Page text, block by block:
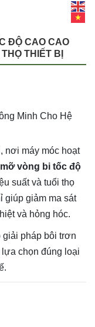
ĐỘ CAO CAO
THIẾT BỊ
Minh Cho Hệ
nơi máy móc hoạt
mỡ vòng bi tốc độ
suất và tuổi thọ
giúp giảm ma sát
và hỏng hóc.
giải pháp bôi trơn
chọn đúng loại